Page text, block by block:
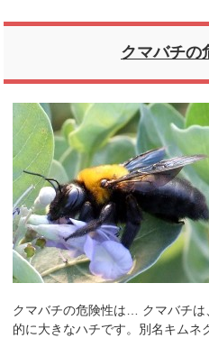
クマバチの
クマバチの危険性は… クマバチ
的に大きなハチです。別名キムネ